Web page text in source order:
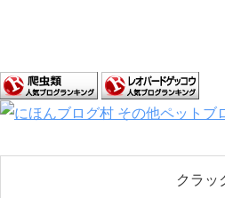
クラッ